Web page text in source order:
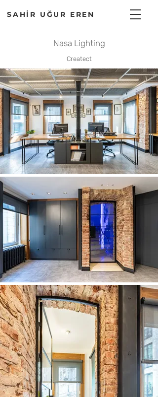
SAHİR UĞUR EREN
Nasa Lighting
Createct